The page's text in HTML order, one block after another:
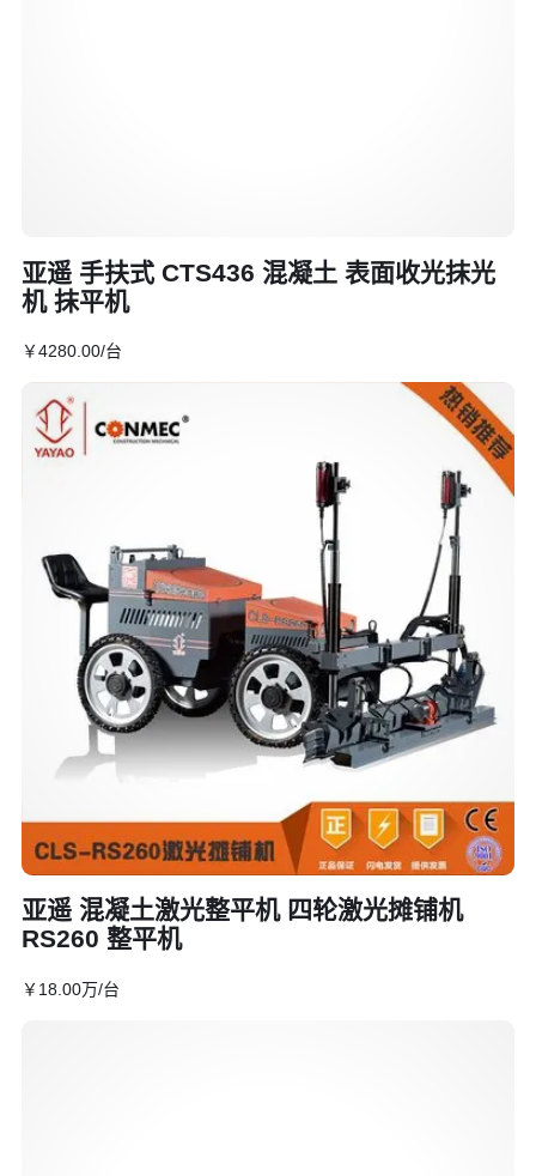
亚遥 手扶式 CTS436 混凝土 表面收光抹光
机 抹平机
￥4280 .00/台
亚遥 混凝土激光整平机 四轮激光摊铺机
RS260 整平机
￥ 18 .00万/台